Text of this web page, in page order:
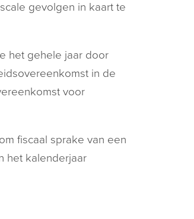
gevolgen in kaart te
het gehele jaar door
in de
voor
fiscaal sprake van een
het kalenderjaar